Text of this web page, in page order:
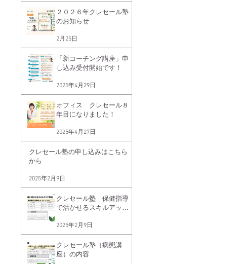
２０２６年クレセール塾
のお知らせ
2月25日
「新コーチング講座」申
し込み受付開始です！
2025年4月29日
オフィス クレセール８
年目になりました！
2025年4月27日
クレセール塾の申し込みはこちら
から
2025年2月9日
クレセール塾 保健指導
で活かせるスキルアップ
2025年2月9日
クレセール塾（病態講
座）の内容